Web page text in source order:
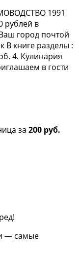
1991
рублей в
город почтой
книге разделы :
4. Кулинария
в гости
за 200 руб.
— самые